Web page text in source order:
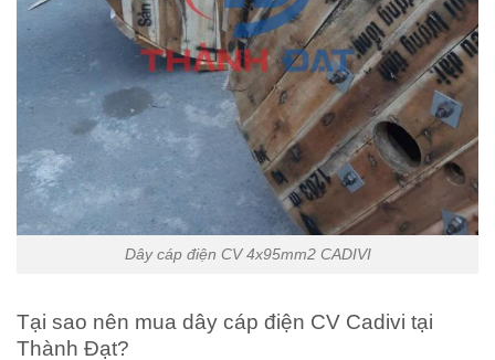
Dây cáp điện CV 4x95mm2 CADIVI
Tại sao nên mua dây cáp điện CV Cadivi tại
Thành Đạt?